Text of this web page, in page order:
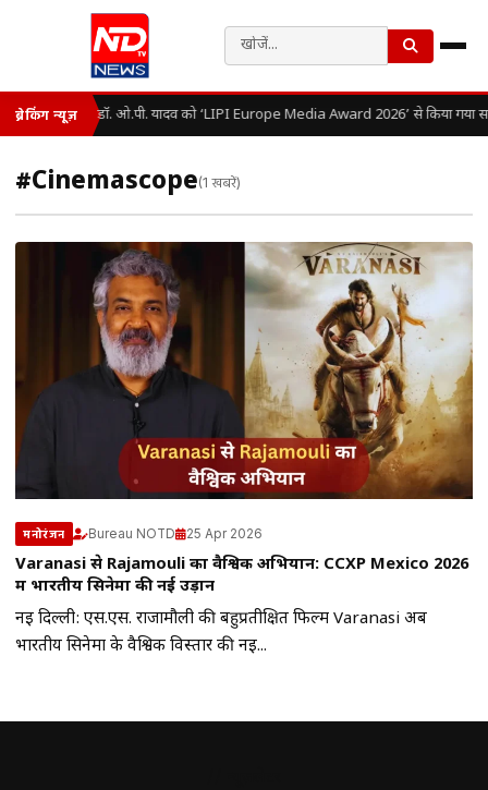
ब्रेकिंग न्यूज़ डॉ. ओ.पी. यादव को ‘LIPI Europe Media Award 2026’ से किया गया
#Cinemascope(1 खबरें)
मनोरंजन Bureau NOTD 25 Apr 2026
Varanasi से Rajamouli का वैश्विक अभियान: CCXP Mexico 2026
में भारतीय सिनेमा की नई उड़ान
नई दिल्ली: एस.एस. राजामौली की बहुप्रतीक्षित फिल्म Varanasi अब
भारतीय सिनेमा के वैश्विक विस्तार की नई...